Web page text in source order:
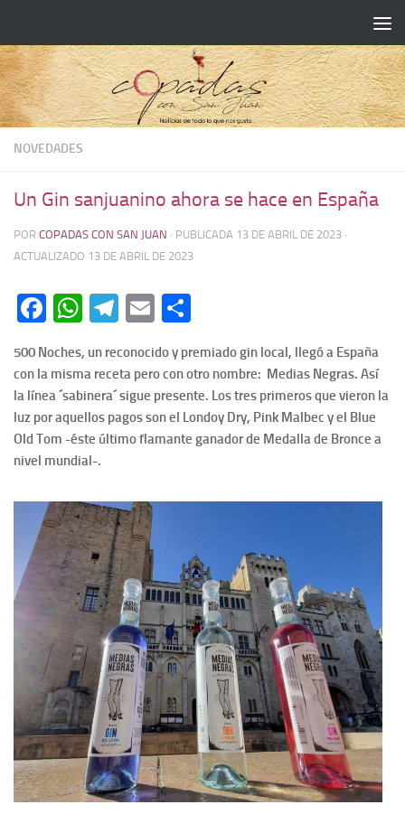
NOVEDADES
Un Gin sanjuanino ahora se hace en España
POR COPADAS CON SAN JUAN · PUBLICADA 13 DE ABRIL DE 2023 ·
ACTUALIZADO 13 DE ABRIL DE 2023
Facebook
WhatsApp
Telegram
Email
500 Noches, un reconocido y premiado gin local, llegó a España
con la misma receta pero con otro nombre: Medias Negras. Así
la línea ´sabinera´ sigue presente. Los tres primeros que vieron la
luz por aquellos pagos son el Londoy Dry, Pink Malbec y el Blue
Old Tom -éste último flamante ganador de Medalla de Bronce a
nivel mundial-.